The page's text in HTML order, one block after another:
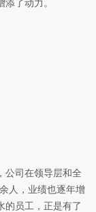
了动力。
公司在领导层和全
人，业绩也逐年增
的员工，正是有了